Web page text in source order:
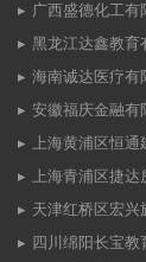
广西盛德化工有
黑龙江达鑫教育
海南诚达医疗有
安徽福庆金融有
上海黄浦区恒
上海青浦区捷
天津红桥区宏兴
四川绵阳长宝教